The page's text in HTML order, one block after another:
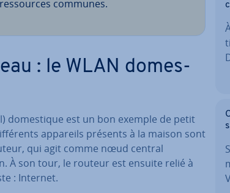
communes.
: le WLAN do­mes­
do­mes­tique est un bon exemple de petit
appareils présents à la maison sont
qui agit comme nœud central
À son tour, le routeur est ensuite relié à
: Internet.